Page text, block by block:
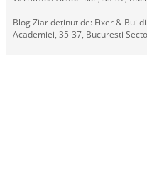
---
Blog Ziar deținut de: Fixer &
Academiei, 35-37, Bucuresti